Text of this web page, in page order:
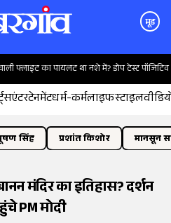
मूड
का पायलट था नशे में? डोप टेस्ट पॉजिटिव
एंटरटेनमेंटधर्म-कर्मलाइफस्टाइल
सिंह प्रशांत किशोर मानसून
मंदिर का इतिहास? दर्शन
PM मोदी